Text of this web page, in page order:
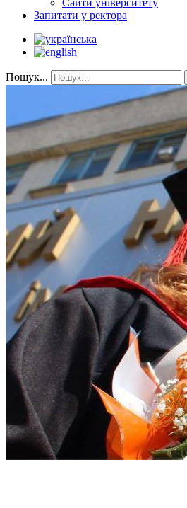
Запитати у ректора
Пошук...